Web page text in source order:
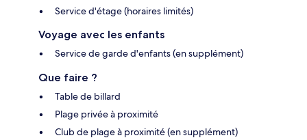
Service d'étage (horaires limités)
Voyage avec les enfants
Service de garde d'enfants (en supplément)
Que faire ?
Table de billard
Plage privée à proximité
Club de plage à proximité (en supplément)